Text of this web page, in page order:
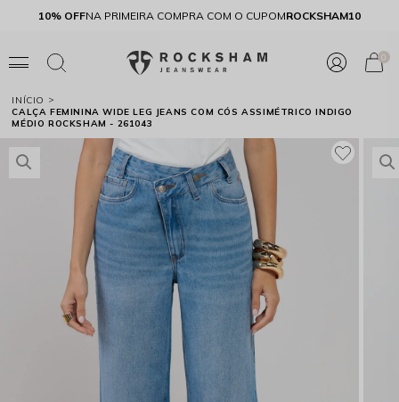
FRETE GRÁTISACIMA DE R$299,90 SUL E SUDESTE 10% OFF
0
INÍCIO
CALÇA FEMININA WIDE LEG JEANS COM CÓS ASSIMÉTRICO INDIGO
MÉDIO ROCKSHAM - 261043